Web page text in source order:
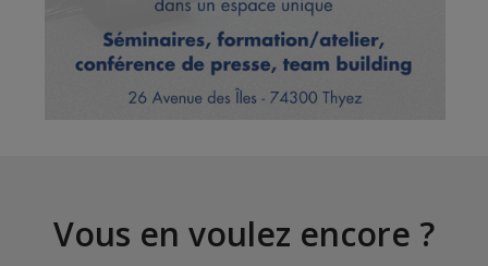
Vous en voulez encore ?